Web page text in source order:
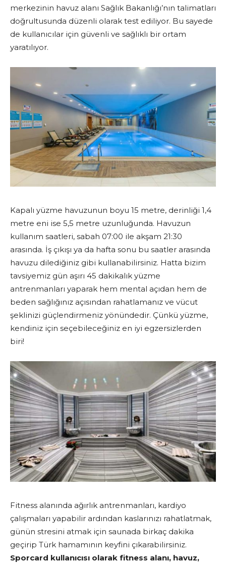
merkezinin havuz alanı Sağlık Bakanlığı’nın talimatları
doğrultusunda düzenli olarak test ediliyor. Bu sayede
de kullanıcılar için güvenli ve sağlıklı bir ortam
yaratılıyor.
Kapalı yüzme havuzunun boyu 15 metre, derinliği 1,4
metre eni ise 5,5 metre uzunluğunda. Havuzun
kullanım saatleri, sabah 07:00 ile akşam 21:30
arasında. İş çıkışı ya da hafta sonu bu saatler arasında
havuzu dilediğiniz gibi kullanabilirsiniz. Hatta bizim
tavsiyemiz gün aşırı 45 dakikalık yüzme
antrenmanları yaparak hem mental açıdan hem de
beden sağlığınız açısından rahatlamanız ve vücut
şeklinizi güçlendirmeniz yönündedir. Çünkü yüzme,
kendiniz için seçebileceğiniz en iyi egzersizlerden
biri!
Fitness alanında ağırlık antrenmanları, kardiyo
çalışmaları yapabilir ardından kaslarınızı rahatlatmak,
günün stresini atmak için saunada birkaç dakika
geçirip Türk hamamının keyfini çıkarabilirsiniz.
Sporcard kullanıcısı olarak fitness alanı, havuz,